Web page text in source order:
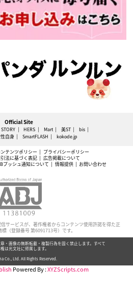
Official Site
STORY HERS Mart 美ST
bis
自身 SmartFLASH kokode.jp
テンツポリシー
プライバシーポリシー
法に基づく表記
広告掲載について
プッシュ通知について 情報提供 お問い合わせ
サービスが、著作権者からコンテンツ使用許諾を得た正
（登録番号 第6091713号）です。
・画像の無断転載・複製行為を固く禁止します。すべて
は光文社に帰属します。
Co., Ltd. All Rights Reserved.
Powered By :XYZScripts.com